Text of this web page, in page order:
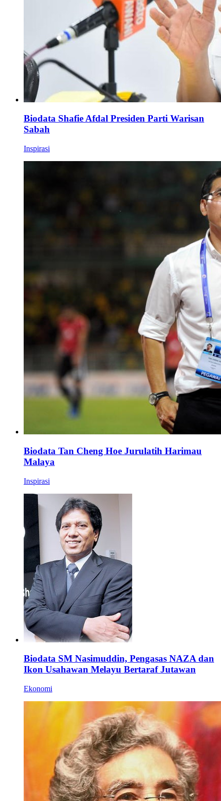
Biodata Shafie Afdal Presiden Parti Warisan
Sabah
Inspirasi
Biodata Tan Cheng Hoe Jurulatih Harimau
Malaya
Inspirasi
Biodata SM Nasimuddin, Pengasas NAZA dan
Ikon Usahawan Melayu Bertaraf Jutawan
Ekonomi